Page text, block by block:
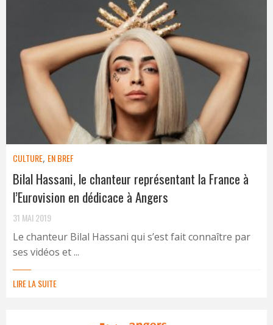
CULTURE, EN BREF
Bilal Hassani, le chanteur représentant la France à
l’Eurovision en dédicace à Angers
31 MAI 2019
Le chanteur Bilal Hassani qui s’est fait connaître par
ses vidéos et ...
LIRE LA SUITE